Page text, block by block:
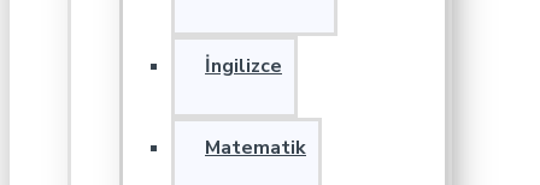
İngilizce
Matematik